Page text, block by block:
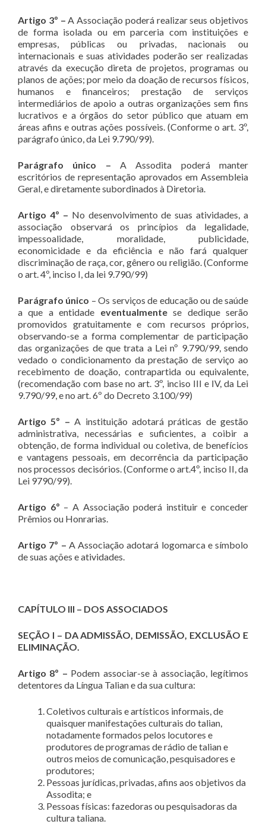
Artigo 3º –A Associação poderá realizar seus objetivos
de forma isolada ou em parceria com instituições e
empresas, públicas ou privadas, nacionais ou
internacionais e suas atividades poderão ser realizadas
através da execução direta de projetos, programas ou
planos de ações; por meio da doação de recursos físicos,
humanos e financeiros; prestação de serviços
intermediários de apoio a outras organizações sem fins
lucrativos e a órgãos do setor público que atuam em
áreas afins e outras ações possíveis. (Conforme o art. 3º,
parágrafo único, da Lei 9.790/99).
Parágrafo único – A Assodita poderá manter
escritórios de representação aprovados em Assembleia
Geral, e diretamente subordinados à Diretoria.
Artigo 4º – No desenvolvimento de suas atividades, a
associação observará os princípios da legalidade,
impessoalidade, moralidade, publicidade,
economicidade e da eficiência e não fará qualquer
discriminação de raça, cor, gênero ou religião. (Conforme
o art. 4º, inciso I, da lei 9.790/99)
Parágrafo único – Os serviços de educação ou de saúde
a que a entidade eventualmentese dedique serão
promovidos gratuitamente e com recursos próprios,
observando-se a forma complementar de participação
das organizações de que trata a Lei nº 9.790/99, sendo
vedado o condicionamento da prestação de serviço ao
recebimento de doação, contrapartida ou equivalente,
(recomendação com base no art. 3º, inciso III e IV, da Lei
9.790/99, e no art. 6º do Decreto 3.100/99)
Artigo 5º –A instituição adotará práticas de gestão
administrativa, necessárias e suficientes, a coibir a
obtenção, de forma individual ou coletiva, de benefícios
e vantagens pessoais, em decorrência da participação
nos processos decisórios. (Conforme o art.4º, inciso II, da
Lei 9790/99).
Artigo 6º – A Associação poderá instituir e conceder
Prêmios ou Honrarias.
Artigo 7º – A Associação adotará logomarca e símbolo
de suas ações e atividades.
CAPÍTULO III – DOS ASSOCIADOS
SEÇÃO I – DA ADMISSÃO, DEMISSÃO, EXCLUSÃO E
ELIMINAÇÃO.
Artigo 8º – Podem associar-se à associação, legítimos
detentores da Língua Talian e da sua cultura:
Coletivos culturais e artísticos informais, de
quaisquer manifestações culturais do talian,
notadamente formados pelos locutores e
produtores de programas de rádio de talian e
outros meios de comunicação, pesquisadores e
produtores;
Pessoas jurídicas, privadas, afins aos objetivos da
Assodita; e
Pessoas físicas: fazedoras ou pesquisadoras da
cultura taliana.